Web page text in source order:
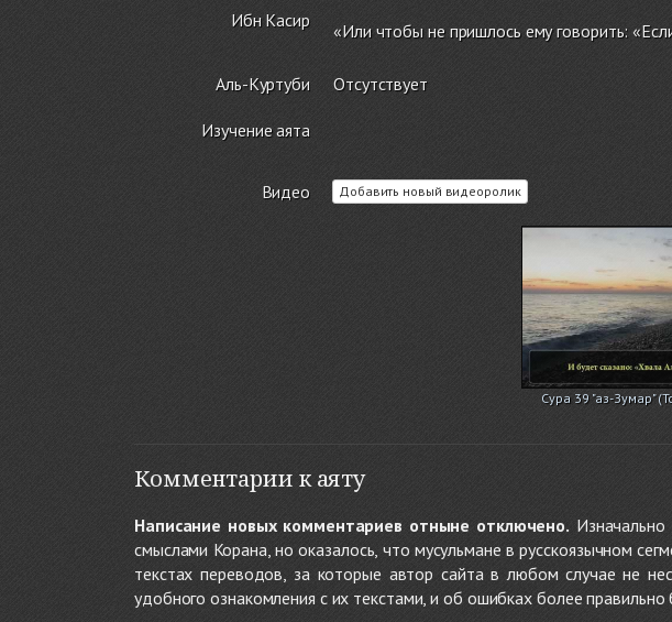
Ибн Касир «Или чтобы не пришлось ему говорить:
Аль-Куртуби Отсутствует
Изучение аята
Видео Добавить новый видеоролик
Сура 39 "аз-Зумар"
Комментарии к аяту
Написание новых комментариев отныне отключено.
смыслами Корана, но оказалось, что мусульмане в русскоязычном
текстах переводов, за которые автор сайта в любом случае не
удобного ознакомления с их текстами, и об ошибках более